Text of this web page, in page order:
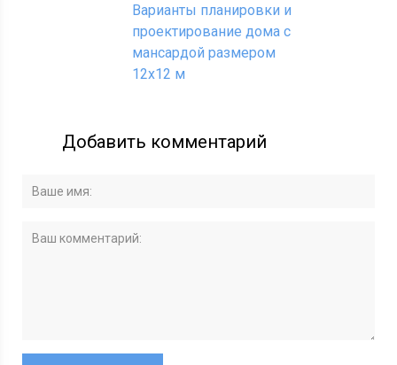
Варианты планировки и
проектирование дома с
мансардой размером
12х12 м
Добавить комментарий